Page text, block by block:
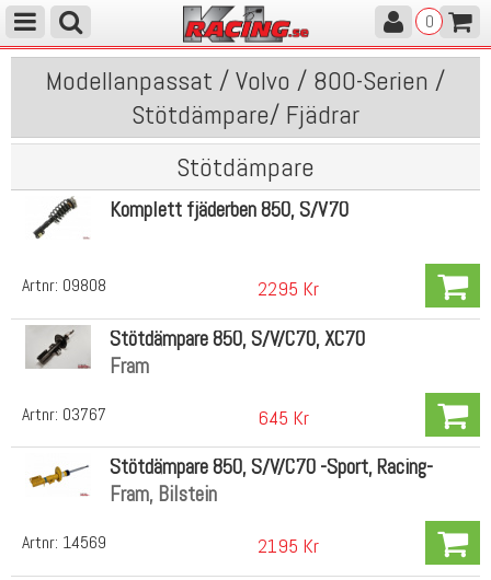
0
Modellanpassat / Volvo / 800-Serien /
Stötdämpare/ Fjädrar
Stötdämpare
Artnr: 09808
Komplett fjäderben 850, S/V70
2295 Kr
Artnr: 03767
Stötdämpare 850, S/V/C70, XC70
Fram
645 Kr
Artnr: 14569
Stötdämpare 850, S/V/C70 -Sport, Racing-
Fram, Bilstein
2195 Kr